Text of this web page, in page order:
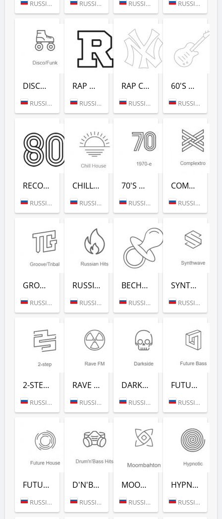
RUSSIA (MOSCOW) RUSSIA (MOSCOW) RUSSIA (MOSCOW) RUSSIA (MOSCOW)
DISCO/FUNK (РАДИО РЕКОРД)
RUSSIA (MOSCOW)
RAP HITS (РАДИО РЕКОРД)
RUSSIA (MOSCOW)
RAP CLASSICS (РАДИО РЕКОРД)
RUSSIA (MOSCOW)
60'S DANCE (РАДИО РЕКОРД)
RUSSIA (MOSCOW)
RECORD 80-Х (РАДИО РЕКОРД)
RUSSIA (MOSCOW)
CHILL HOUSE (РАДИО РЕКОРД)
RUSSIA (MOSCOW)
70'S DANCE (РАДИО РЕКОРД)
RUSSIA (MOSCOW)
COMPLEXTRO (РАДИО РЕКОРД)
RUSSIA (MOSCOW)
GROOVE/TRIBAL (РАДИО РЕКОРД)
RUSSIA (MOSCOW)
RUSSIAN HITS (РАДИО РЕКОРД)
RUSSIA (MOSCOW)
ВЕСНУШКА FM (РАДИО РЕКОРД)
RUSSIA (MOSCOW)
SYNTHWAVE (РАДИО РЕКОРД)
RUSSIA (MOSCOW)
2-STEP (РАДИО РЕКОРД)
RUSSIA (MOSCOW)
RAVE FM (РАДИО РЕКОРД)
RUSSIA (MOSCOW)
DARKSIDE (РАДИО РЕКОРД)
RUSSIA (MOSCOW)
FUTURE BASS (РАДИО РЕКОРД)
RUSSIA (MOSCOW)
FUTURE HOUSE (РАДИО РЕКОРД)
RUSSIA (MOSCOW)
D'N'B CLASSICS (РАДИО РЕКОРД)
RUSSIA (MOSCOW)
MOOMBAHTON (РАДИО РЕКОРД)
RUSSIA (MOSCOW)
HYPNOTIC (РАДИО РЕКОРД)
RUSSIA (MOSCOW)